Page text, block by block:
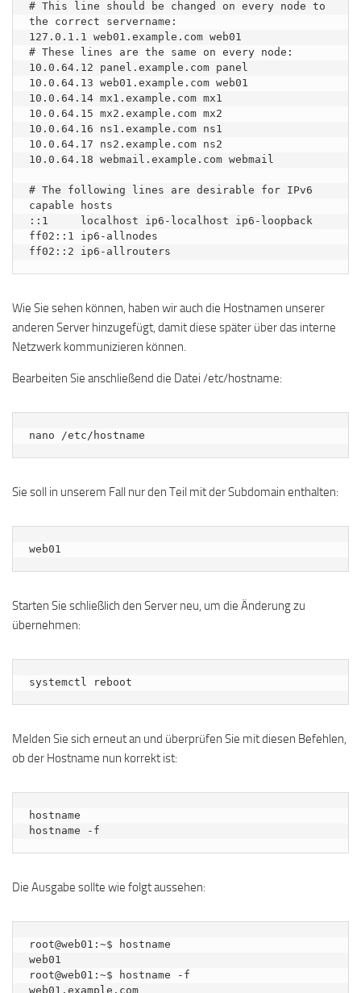
# This line should be changed on every node to
the correct servername:
127.0.1.1 web01.example.com web01
# These lines are the same on every node:
10.0.64.12 panel.example.com panel
10.0.64.13 web01.example.com web01
10.0.64.14 mx1.example.com mx1
10.0.64.15 mx2.example.com mx2
10.0.64.16 ns1.example.com ns1
10.0.64.17 ns2.example.com ns2
10.0.64.18 webmail.example.com webmail
# The following lines are desirable for IPv6
capable hosts
::1     localhost ip6-localhost ip6-loopback
ff02::1 ip6-allnodes
ff02::2 ip6-allrouters
Wie Sie sehen können, haben wir auch die Hostnamen unserer
anderen Server hinzugefügt, damit diese später über das interne
Netzwerk kommunizieren können.
Bearbeiten Sie anschließend die Datei /etc/hostname:
nano /etc/hostname
Sie soll in unserem Fall nur den Teil mit der Subdomain enthalten:
web01
Starten Sie schließlich den Server neu, um die Änderung zu
übernehmen:
systemctl reboot
Melden Sie sich erneut an und überprüfen Sie mit diesen Befehlen,
ob der Hostname nun korrekt ist:
hostname
hostname -f
Die Ausgabe sollte wie folgt aussehen:
root@web01:~$ hostname
web01
root@web01:~$ hostname -f
web01.example.com